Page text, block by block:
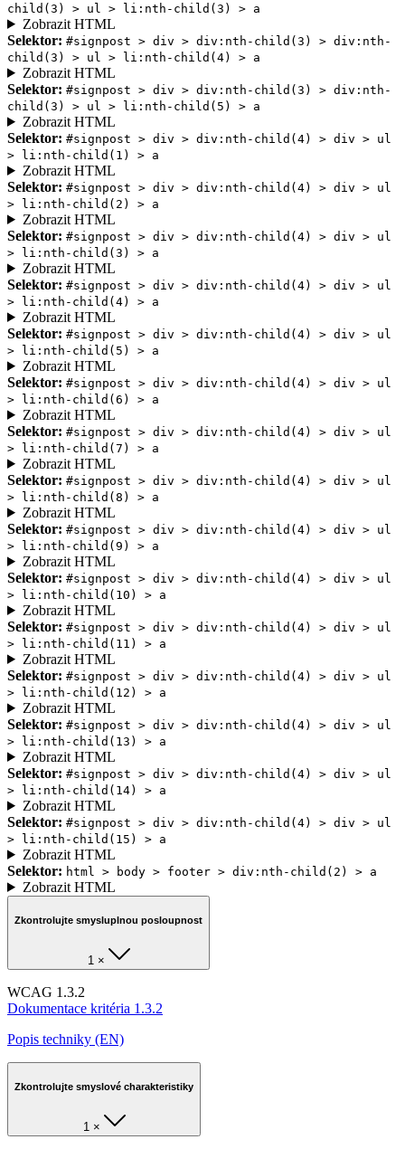
child(3) > ul > li:nth-child(3) > a
Zobrazit HTML
Selektor: #signpost > div > div:nth-child(3) > div:nth-
child(3) > ul > li:nth-child(4) > a
Zobrazit HTML
Selektor: #signpost > div > div:nth-child(3) > div:nth-
child(3) > ul > li:nth-child(5) > a
Zobrazit HTML
Selektor: #signpost > div > div:nth-child(4) > div > ul
> li:nth-child(1) > a
Zobrazit HTML
Selektor: #signpost > div > div:nth-child(4) > div > ul
> li:nth-child(2) > a
Zobrazit HTML
Selektor: #signpost > div > div:nth-child(4) > div > ul
> li:nth-child(3) > a
Zobrazit HTML
Selektor: #signpost > div > div:nth-child(4) > div > ul
> li:nth-child(4) > a
Zobrazit HTML
Selektor: #signpost > div > div:nth-child(4) > div > ul
> li:nth-child(5) > a
Zobrazit HTML
Selektor: #signpost > div > div:nth-child(4) > div > ul
> li:nth-child(6) > a
Zobrazit HTML
Selektor: #signpost > div > div:nth-child(4) > div > ul
> li:nth-child(7) > a
Zobrazit HTML
Selektor: #signpost > div > div:nth-child(4) > div > ul
> li:nth-child(8) > a
Zobrazit HTML
Selektor: #signpost > div > div:nth-child(4) > div > ul
> li:nth-child(9) > a
Zobrazit HTML
Selektor: #signpost > div > div:nth-child(4) > div > ul
> li:nth-child(10) > a
Zobrazit HTML
Selektor: #signpost > div > div:nth-child(4) > div > ul
> li:nth-child(11) > a
Zobrazit HTML
Selektor: #signpost > div > div:nth-child(4) > div > ul
> li:nth-child(12) > a
Zobrazit HTML
Selektor: #signpost > div > div:nth-child(4) > div > ul
> li:nth-child(13) > a
Zobrazit HTML
Selektor: #signpost > div > div:nth-child(4) > div > ul
> li:nth-child(14) > a
Zobrazit HTML
Selektor: #signpost > div > div:nth-child(4) > div > ul
> li:nth-child(15) > a
Zobrazit HTML
Selektor: html > body > footer > div:nth-child(2) > a
Zobrazit HTML
Zkontrolujte smysluplnou posloupnost
1 ×
WCAG 1.3.2
Dokumentace kritéria 1.3.2
Popis techniky (EN)
Zkontrolujte smyslové charakteristiky
1 ×